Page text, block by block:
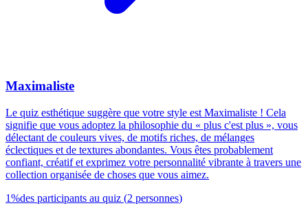
Maximaliste
Le quiz esthétique suggère que votre style est Maximaliste ! Cela
signifie que vous adoptez la philosophie du « plus c'est plus », vous
délectant de couleurs vives, de motifs riches, de mélanges
éclectiques et de textures abondantes. Vous êtes probablement
confiant, créatif et exprimez votre personnalité vibrante à travers une
collection organisée de choses que vous aimez.
1%des participants au quiz (2 personnes)